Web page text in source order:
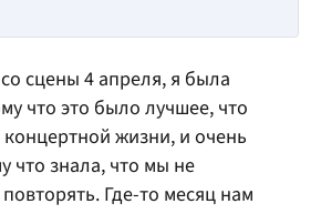
сцены 4 апреля, я была
что это было лучшее, что
жизни, и очень
что знала, что мы не
Где-то месяц нам